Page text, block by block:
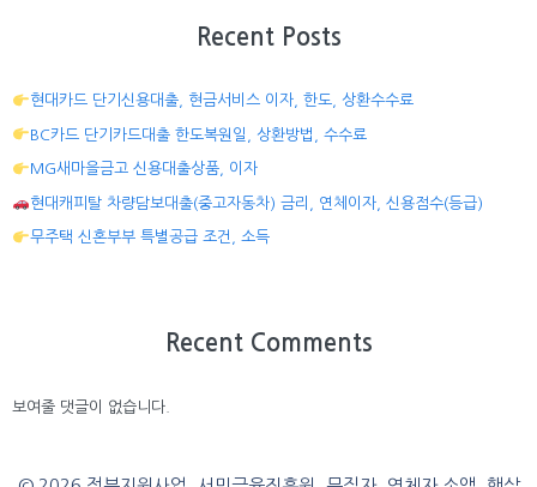
Recent Posts
현대카드 단기신용대출, 현금서비스 이자, 한도, 상환수수료
BC카드 단기카드대출 한도복원일, 상환방법, 수수료
MG새마을금고 신용대출상품, 이자
현대캐피탈 차량담보대출(중고자동차) 금리, 연체이자, 신용점수(등급)
무주택 신혼부부 특별공급 조건, 소득
Recent Comments
보여줄 댓글이 없습니다.